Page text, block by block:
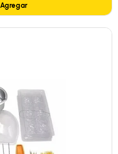
Agregar